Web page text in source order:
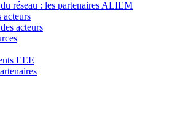
réseau : les partenaires ALIEM
acteurs
acteurs
EEE